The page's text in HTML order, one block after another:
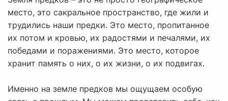
место, это сакральное пространство, где жили и
трудились наши предки. Это место, пропитанное
их потом и кровью, их радостями и печалями, их
победами и поражениями. Это место, которое
хранит память о них, о их жизни, о их подвигах.
Именно на земле предков мы ощущаем особую